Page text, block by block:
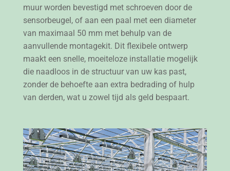
muur worden bevestigd met schroeven door de
sensorbeugel, of aan een paal met een diameter
van maximaal 50 mm met behulp van de
aanvullende montagekit. Dit flexibele ontwerp
maakt een snelle, moeiteloze installatie mogelijk
die naadloos in de structuur van uw kas past,
zonder de behoefte aan extra bedrading of hulp
van derden, wat u zowel tijd als geld bespaart.